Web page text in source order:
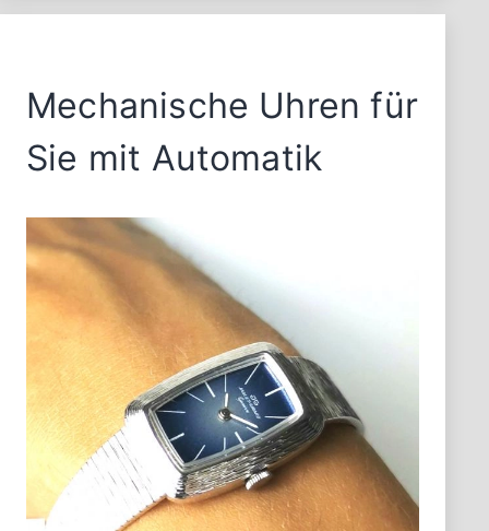
Mechanische Uhren für
Sie mit Automatik